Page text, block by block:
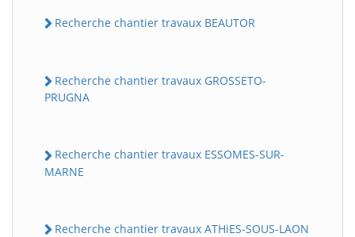
Recherche chantier travaux BEAUTOR
Recherche chantier travaux GROSSETO-
PRUGNA
Recherche chantier travaux ESSOMES-SUR-
MARNE
Recherche chantier travaux ATHiES-SOUS-LAON